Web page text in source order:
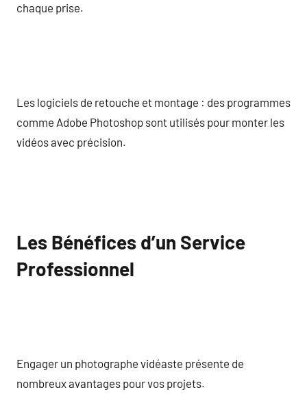
chaque prise.
Les logiciels de retouche et montage : des programmes
comme Adobe Photoshop sont utilisés pour monter les
vidéos avec précision.
Les Bénéfices d’un Service
Professionnel
Engager un photographe vidéaste présente de
nombreux avantages pour vos projets.